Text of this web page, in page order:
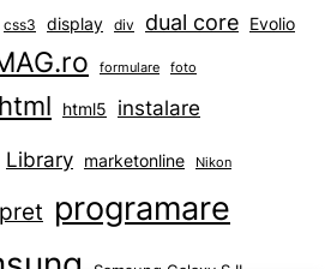
css3 display div dual core Evolio
formulare foto
html html5 instalare
Library marketonline Nikon
pret programare